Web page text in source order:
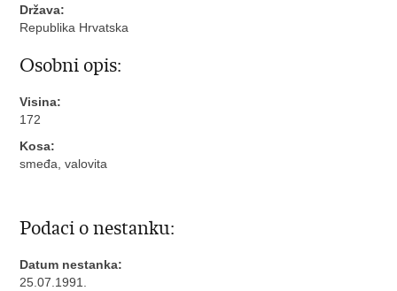
Država:
Republika Hrvatska
Osobni opis:
Visina:
172
Kosa:
smeđa, valovita
Podaci o nestanku:
Datum nestanka:
25.07.1991.